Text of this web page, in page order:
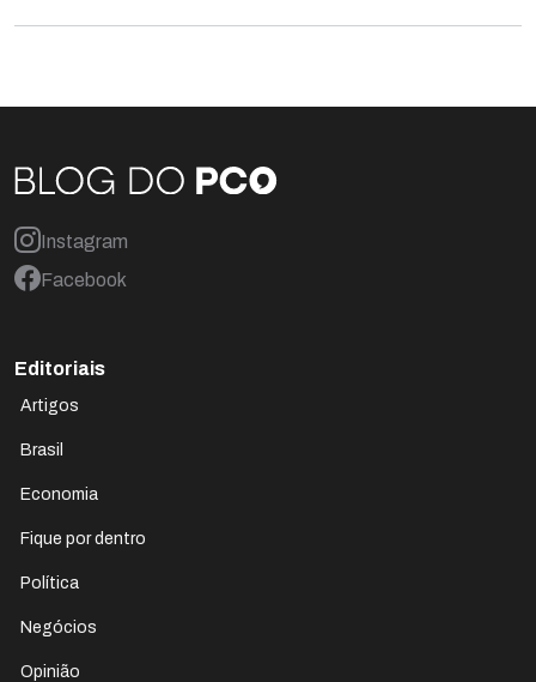
Instagram
Facebook
Editoriais
Artigos
Brasil
Economia
Fique por dentro
Política
Negócios
Opinião